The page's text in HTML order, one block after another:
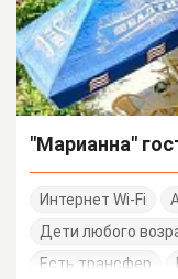
"Марианна"
Интернет Wi-Fi
Дети любого
Есть трансфер